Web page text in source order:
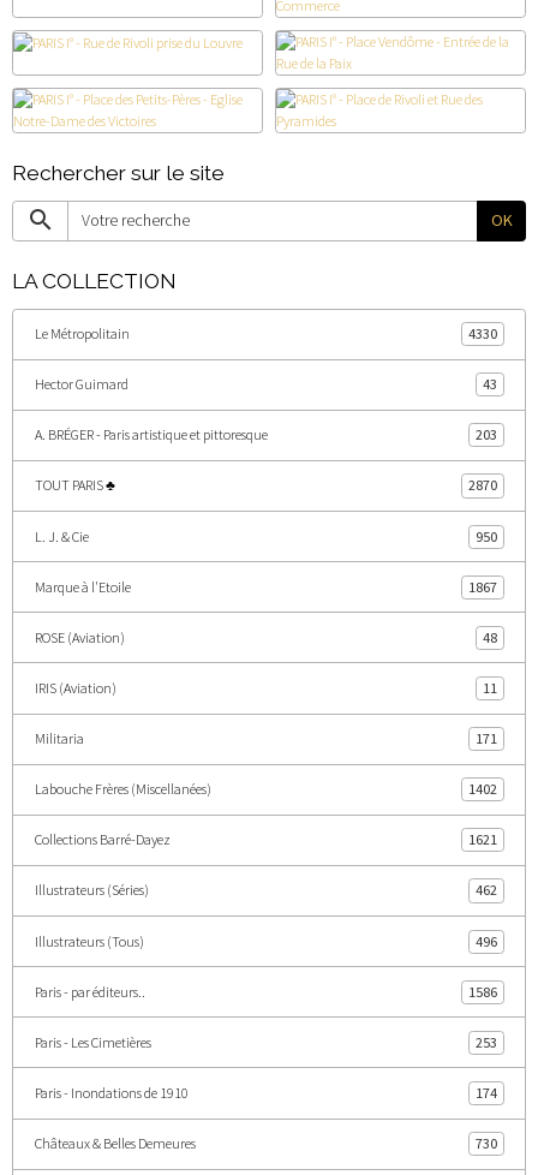
Rechercher sur le site
OK
LA COLLECTION
Le Métropolitain 4330
Hector Guimard 43
A. BRÉGER - Paris artistique et pittoresque 203
TOUT PARIS ♣ 2870
L. J. & Cie 950
Marque à l'Etoile 1867
ROSE (Aviation) 48
IRIS (Aviation) 11
Militaria 171
Labouche Frères (Miscellanées) 1402
Collections Barré-Dayez 1621
Illustrateurs (Séries) 462
Illustrateurs (Tous) 496
Paris - par éditeurs.. 1586
Paris - Les Cimetières 253
Paris - Inondations de 1910 174
Châteaux & Belles Demeures 730